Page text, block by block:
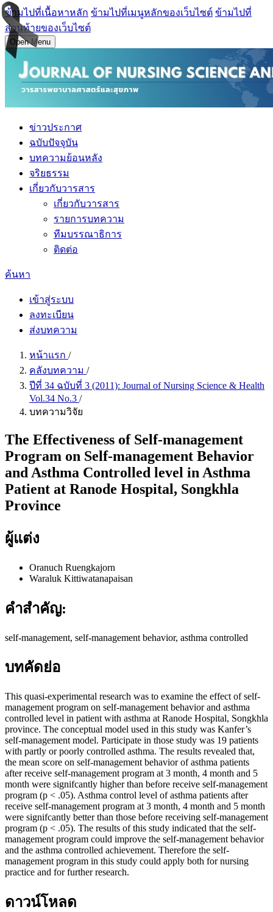
ข้ามไปที่เนื้อหาหลัก ข้ามไปที่เมนูหลักของเว็บไซต์ ข้ามไปที่
ส่วนท้ายของเว็บไซต์
Open Menu
ข่าวประกาศ
ฉบับปัจจุบัน
บทความย้อนหลัง
จริยธรรม
เกี่ยวกับวารสาร
เกี่ยวกับวารสาร
รายการบทความ
ทีมบรรณาธิการ
ติดต่อ
ค้นหา
เข้าสู่ระบบ
ลงทะเบียน
ส่งบทความ
หน้าแรก /
คลังบทความ /
ปีที่ 34 ฉบับที่ 3 (2011): Journal of Nursing Science & Health
Vol.34 No.3 /
บทความวิจัย
The Effectiveness of Self-management
Program on Self-management Behavior
and Asthma Controlled level in Asthma
Patient at Ranode Hospital, Songkhla
Province
ผู้แต่ง
Oranuch Ruengkajorn
Waraluk Kittiwatanapaisan
คำสำคัญ:
self-management, self-management behavior, asthma controlled
บทคัดย่อ
This quasi-experimental research was to examine the effect of self-
management program on self-management behavior and asthma
controlled level in patient with asthma at Ranode Hospital, Songkhla
province. The conceptual model used in this study was Kanfer’s
self-management model. Participate in those study was 19 patients
with partly or poorly controlled asthma. The results revealed that,
the mean score on self-management behavior of asthma patients
after receive self-management program at 3 month, 4 month and 5
month were signifcantly higher than before receive self-management
program (p < .05). Asthma control level of asthma patients after
receive self-management program at 3 month, 4 month and 5 month
were signifcantly better than those before receiving self-management
program (p < .05). The results of this study indicated that the self-
management program could improve the self-management behavior
and the asthma controlled achievement. Therefore the self-
management program in this study could apply both for nursing
practice and for further research.
ดาวน์โหลด